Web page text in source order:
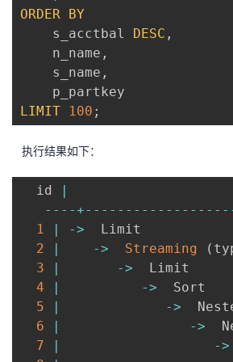
ORDER
BY
	s_acctbal
DESC ,
	n_name
,
	s_name
,
LIMIT
100 ;
执行结果如下：
  id
|
-- --+-- -- -- -- -- -- -- -- --
1
| ->
2
| -> Streaming (
3
| ->
4
| ->
5
| ->
6
| ->
7
| ->